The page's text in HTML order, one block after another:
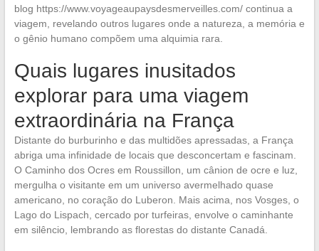
blog https://www.voyageaupaysdesmerveilles.com/ continua a
viagem, revelando outros lugares onde a natureza, a memória e
o gênio humano compõem uma alquimia rara.
Quais lugares inusitados
explorar para uma viagem
extraordinária na França
Distante do burburinho e das multidões apressadas, a França
abriga uma infinidade de locais que desconcertam e fascinam.
O Caminho dos Ocres em Roussillon, um cânion de ocre e luz,
mergulha o visitante em um universo avermelhado quase
americano, no coração do Luberon. Mais acima, nos Vosges, o
Lago do Lispach, cercado por turfeiras, envolve o caminhante
em silêncio, lembrando as florestas do distante Canadá.